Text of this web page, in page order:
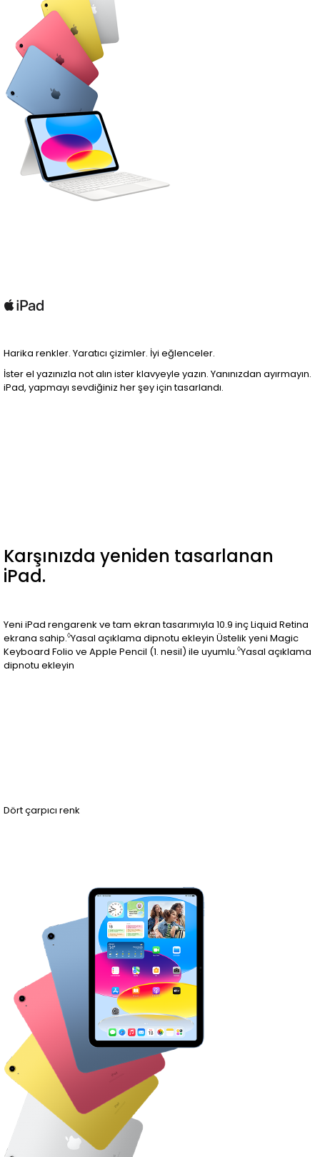
Harika renkler. Yaratıcı çizimler. İyi eğlenceler.
İster el yazınızla not alın ister klavyeyle yazın. Yanınızdan ayırmayın.
iPad, yapmayı sevdiğiniz her şey için tasarlandı.
Karşınızda yeniden tasarlanan
iPad.
Yeni iPad rengarenk ve tam ekran tasarımıyla 10.9 inç Liquid Retina
ekrana sahip.◊Yasal açıklama dipnotu ekleyin Üstelik yeni Magic
Keyboard Folio ve Apple Pencil (1. nesil) ile uyumlu.◊Yasal açıklama
dipnotu ekleyin
Dört çarpıcı renk